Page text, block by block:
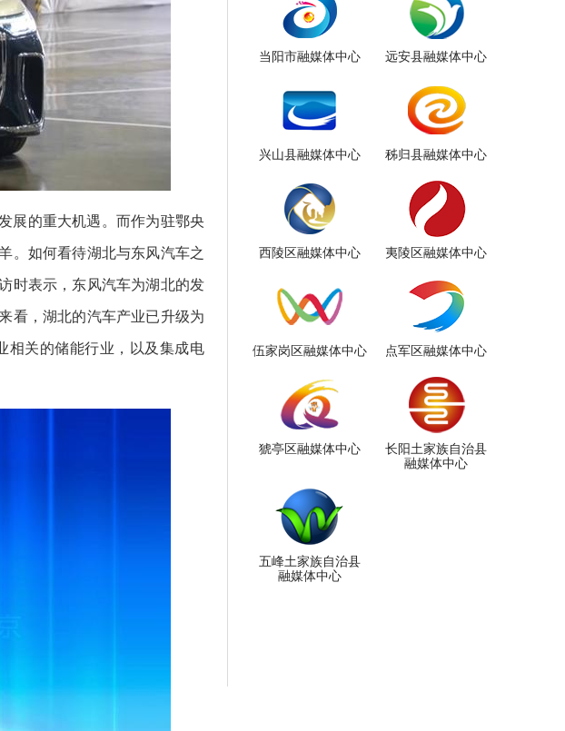
展的重大机遇。而作为驻鄂央
。如何看待湖北与东风汽车之
时表示，东风汽车为湖北的发
看，湖北的汽车产业已升级为
相关的储能行业，以及集成电
当阳市融媒体中心 远安县融媒体中心
兴山县融媒体中心 秭归县融媒体中心
西陵区融媒体中心 夷陵区融媒体中心
伍家岗区融媒体中心 点军区融媒体中心
猇亭区融媒体中心
长阳土家族自治县
融媒体中心
五峰土家族自治县
融媒体中心